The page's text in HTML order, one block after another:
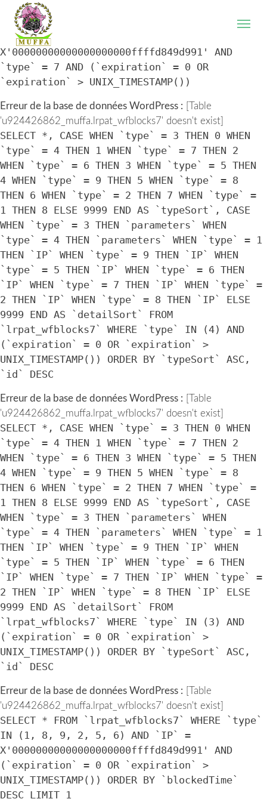
WordPress database error:
'u924426862_muffa.lrpat_wfblocks7' doesn't exist]
SELECT * FROM `lrpat_wfblocks7` WHERE `IP` =
X'00000000000000000000ffffd849d991' AND
`type` = 7 AND (`expiration` = 0 OR
`expiration` > UNIX_TIMESTAMP())
Erreur de la base de données WordPress : [Table
'u924426862_muffa.lrpat_wfblocks7' doesn't exist]
SELECT *, CASE WHEN `type` = 3 THEN 0 WHEN
`type` = 4 THEN 1 WHEN `type` = 7 THEN 2
WHEN `type` = 6 THEN 3 WHEN `type` = 5 THEN
4 WHEN `type` = 9 THEN 5 WHEN `type` = 8
THEN 6 WHEN `type` = 2 THEN 7 WHEN `type` =
1 THEN 8 ELSE 9999 END AS `typeSort`, CASE
WHEN `type` = 3 THEN `parameters` WHEN
`type` = 4 THEN `parameters` WHEN `type` = 1
THEN `IP` WHEN `type` = 9 THEN `IP` WHEN
`type` = 5 THEN `IP` WHEN `type` = 6 THEN
`IP` WHEN `type` = 7 THEN `IP` WHEN `type` =
2 THEN `IP` WHEN `type` = 8 THEN `IP` ELSE
9999 END AS `detailSort` FROM
`lrpat_wfblocks7` WHERE `type` IN (4) AND
(`expiration` = 0 OR `expiration` >
UNIX_TIMESTAMP()) ORDER BY `typeSort` ASC,
`id` DESC
Erreur de la base de données WordPress : [Table
'u924426862_muffa.lrpat_wfblocks7' doesn't exist]
SELECT *, CASE WHEN `type` = 3 THEN 0 WHEN
`type` = 4 THEN 1 WHEN `type` = 7 THEN 2
WHEN `type` = 6 THEN 3 WHEN `type` = 5 THEN
4 WHEN `type` = 9 THEN 5 WHEN `type` = 8
THEN 6 WHEN `type` = 2 THEN 7 WHEN `type` =
1 THEN 8 ELSE 9999 END AS `typeSort`, CASE
WHEN `type` = 3 THEN `parameters` WHEN
`type` = 4 THEN `parameters` WHEN `type` = 1
THEN `IP` WHEN `type` = 9 THEN `IP` WHEN
`type` = 5 THEN `IP` WHEN `type` = 6 THEN
`IP` WHEN `type` = 7 THEN `IP` WHEN `type` =
2 THEN `IP` WHEN `type` = 8 THEN `IP` ELSE
9999 END AS `detailSort` FROM
`lrpat_wfblocks7` WHERE `type` IN (3) AND
(`expiration` = 0 OR `expiration` >
UNIX_TIMESTAMP()) ORDER BY `typeSort` ASC,
`id` DESC
Erreur de la base de données WordPress : [Table
'u924426862_muffa.lrpat_wfblocks7' doesn't exist]
SELECT * FROM `lrpat_wfblocks7` WHERE `type`
IN (1, 8, 9, 2, 5, 6) AND `IP` =
X'00000000000000000000ffffd849d991' AND
(`expiration` = 0 OR `expiration` >
UNIX_TIMESTAMP()) ORDER BY `blockedTime`
DESC LIMIT 1